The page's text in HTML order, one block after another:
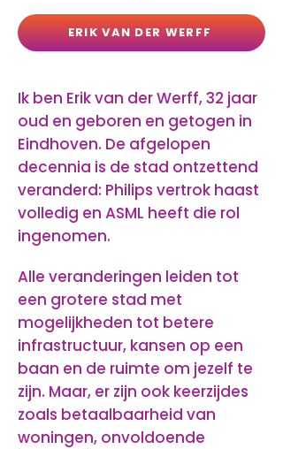
ERIK VAN DER WERFF
Ik ben Erik van der Werff, 32 jaar
oud en geboren en getogen in
Eindhoven. De afgelopen
decennia is de stad ontzettend
veranderd: Philips vertrok haast
volledig en ASML heeft die rol
ingenomen.
Alle veranderingen leiden tot
een grotere stad met
mogelijkheden tot betere
infrastructuur, kansen op een
baan en de ruimte om jezelf te
zijn. Maar, er zijn ook keerzijdes
zoals betaalbaarheid van
woningen, onvoldoende